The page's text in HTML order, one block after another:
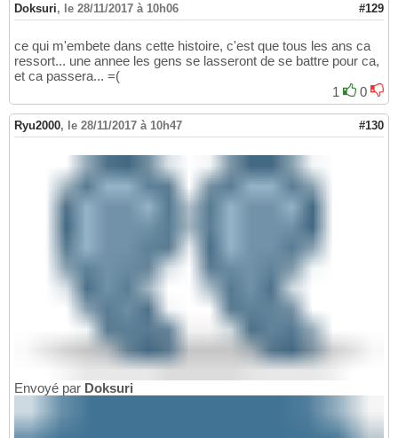
Doksuri, le 28/11/2017 à 10h06 #129
ce qui m'embete dans cette histoire, c'est que tous les ans ca
ressort... une annee les gens se lasseront de se battre pour ca,
et ca passera... =(
1
0
Ryu2000, le 28/11/2017 à 10h47 #130
Envoyé par Doksuri